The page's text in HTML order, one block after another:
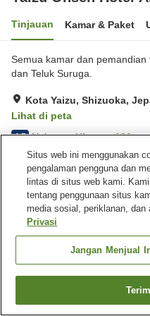
Tinjauan Kamar & Paket
Semua kamar dan
dan Teluk Suruga.
Kota Yaizu, Shizuoka,
Lihat di peta
4.5 Hebat Ulasan:130
Fasilitas properti
Tempat parkir
Kolam renang
Jepang Shizuoka
Yaizu Onsen Hotel Ambia
Situs web ini menggunakan
pengalaman pengguna dan
lintas di situs web kami.
tentang penggunaan situs
media sosial, periklanan, dan
Privasi
Jangan Menjual